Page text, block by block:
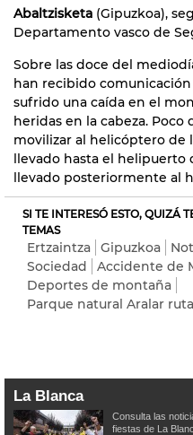
Abaltzisketa (Gipuzkoa),
Departamento vasco de
Sobre las doce del
han recibido
sufrido una caída en el
heridas en la cabeza.
movilizar al helicóptero de
llevado hasta el helipuerto
llevado posteriormente al
SI TE INTERESÓ ESTO, QUIZÁ
TEMAS
Ertzaintza Gipuzkoa
Sociedad
Accidente de
Deportes de montaña
Parque natural Aralar
La Blanca
Consulta las
fiestas de La